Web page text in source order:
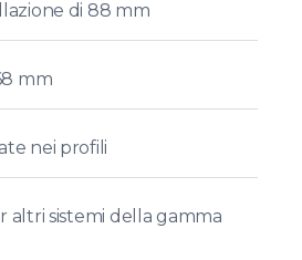
di 88 mm
mm
nei profili
altri sistemi della gamma